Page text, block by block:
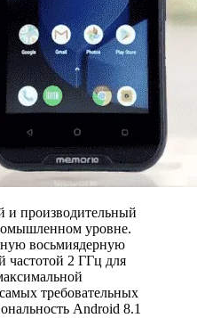
и производительный
уровне.
восьмиядерную
частотой 2 ГГц для
требовательных
Android 8.1